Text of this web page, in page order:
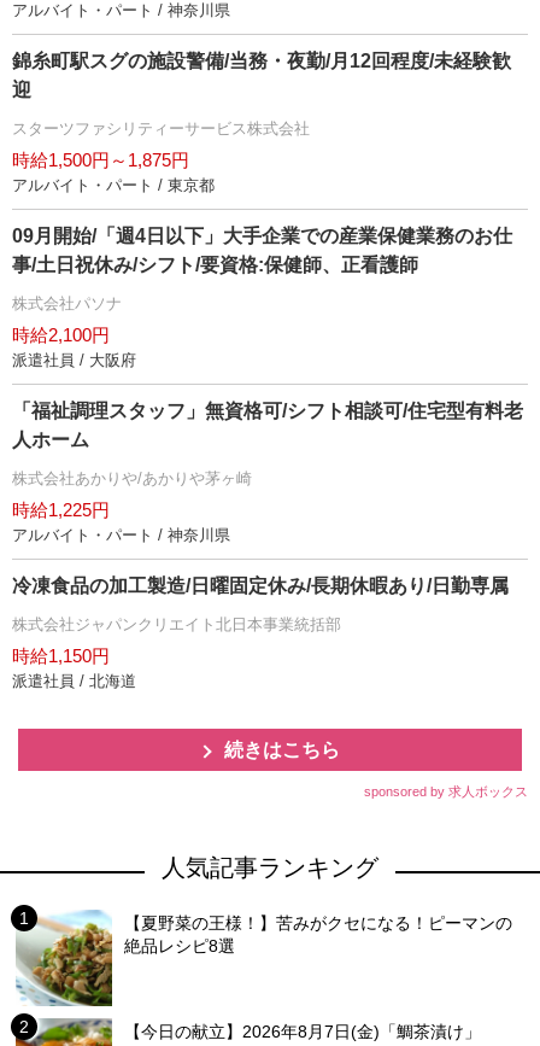
アルバイト・パート / 神奈川県
錦糸町駅スグの施設警備/当務・夜勤/月12回程度/未経験歓
迎
スターツファシリティーサービス株式会社
時給1,500円～1,875円
アルバイト・パート / 東京都
09月開始/「週4日以下」大手企業での産業保健業務のお仕
事/土日祝休み/シフト/要資格:保健師、正看護師
株式会社パソナ
時給2,100円
派遣社員 / 大阪府
「福祉調理スタッフ」無資格可/シフト相談可/住宅型有料老
人ホーム
株式会社あかりや/あかりや茅ヶ崎
時給1,225円
アルバイト・パート / 神奈川県
冷凍食品の加工製造/日曜固定休み/長期休暇あり/日勤専属
株式会社ジャパンクリエイト北日本事業統括部
時給1,150円
派遣社員 / 北海道
続きはこちら
sponsored by 求人ボックス
人気記事ランキング
【夏野菜の王様！】苦みがクセになる！ピーマンの
絶品レシピ8選
【今日の献立】2026年8月7日(金)「鯛茶漬け」